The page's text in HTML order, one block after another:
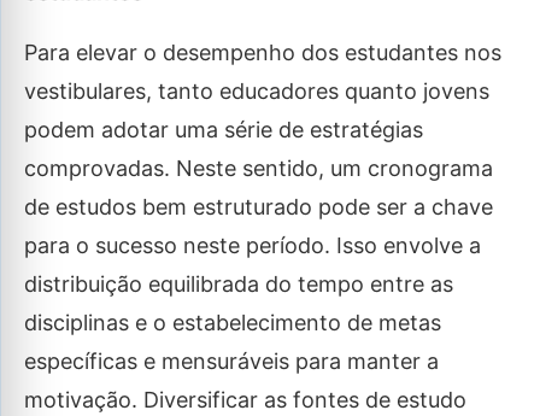
Para elevar o desempenho dos estudantes nos
vestibulares, tanto educadores quanto jovens
podem adotar uma série de estratégias
comprovadas. Neste sentido, um cronograma
de estudos bem estruturado pode ser a chave
para o sucesso neste período. Isso envolve a
distribuição equilibrada do tempo entre as
disciplinas e o estabelecimento de metas
específicas e mensuráveis para manter a
motivação. Diversificar as fontes de estudo